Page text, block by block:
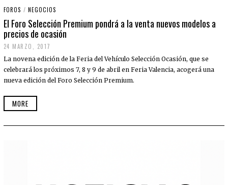
FOROS / NEGOCIOS
El Foro Selección Premium pondrá a la venta nuevos modelos a
precios de ocasión
24 MARZO, 2017
La novena edición de la Feria del Vehículo Selección Ocasión, que se
celebrará los próximos 7, 8 y 9 de abril en Feria Valencia, acogerá una
nueva edición del Foro Selección Premium.
MORE